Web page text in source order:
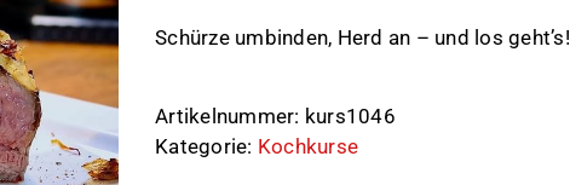
Schürze umbinden, Herd an – und los geht’s!
Artikelnummer: kurs1046
Kategorie: Kochkurse